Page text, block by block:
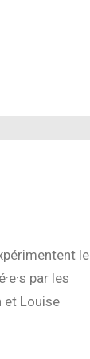
le
par les
et Louise